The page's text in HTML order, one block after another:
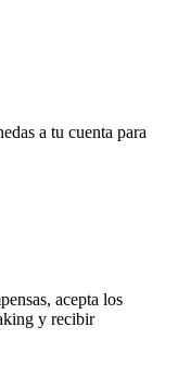
a tu cuenta para
acepta los
y recibir